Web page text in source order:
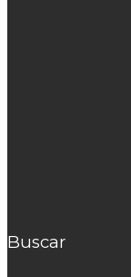
Buscar